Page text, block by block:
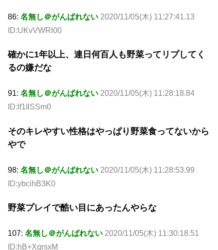
86: 名無し＠がんばれない 2020/11/05(木) 11:27:41.13
ID:UKvVWRl00
確かに1年以上、連日何百人も野菜ってリプしてく
るの嫌だな
91: 名無し＠がんばれない 2020/11/05(木) 11:28:18.84
ID:lf1IlSSm0
そのキレやすい性格はやっぱり野菜食ってないから
やで
98: 名無し＠がんばれない 2020/11/05(木) 11:28:53.99
ID:ybcihB3K0
野菜プレイで酷い目にあったんやらな
107: 名無し＠がんばれない 2020/11/05(木) 11:30:18.51
ID:hB+XqrsxM